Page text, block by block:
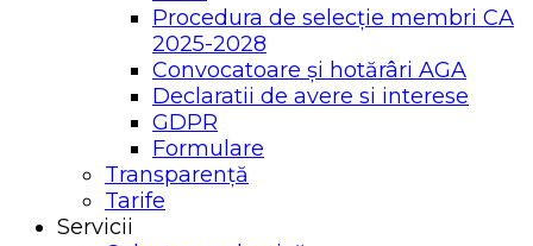
Procedura de selecție membri CA
2025-2028
Convocatoare și hotărâri AGA
Declaratii de avere si interese
GDPR
Formulare
Transparență
Tarife
Servicii